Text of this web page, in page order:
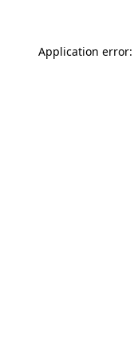
Application